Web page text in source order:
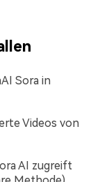
Sora in
Videos von
AI zugreift